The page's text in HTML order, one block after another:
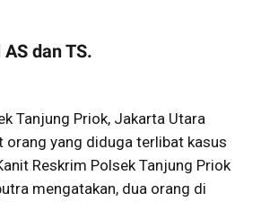
dan TS.
Tanjung Priok, Jakarta Utara
orang yang diduga terlibat kasus
Reskrim Polsek Tanjung Priok
mengatakan, dua orang di